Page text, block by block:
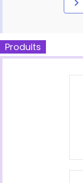
Produits